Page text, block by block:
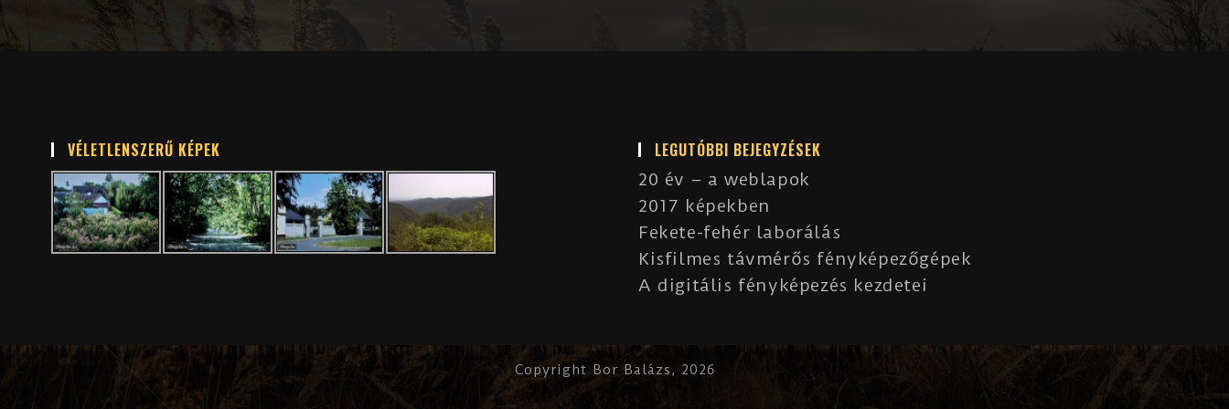
VÉLETLENSZERŰ KÉPEK LEGUTÓBBI BEJEGYZÉSEK
20 év – a weblapok
2017 képekben
Fekete-fehér laborálás
Kisfilmes távmérős fényképezőgépek
A digitális fényképezés kezdetei
Copyright Bor Balázs, 2026